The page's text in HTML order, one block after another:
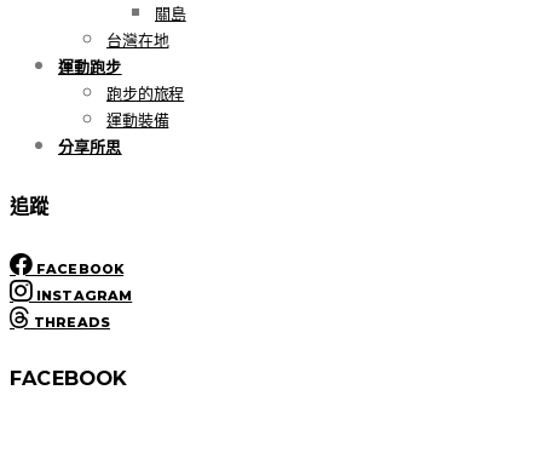
關島
台灣在地
運動跑步
跑步的旅程
運動裝備
分享所思
追蹤
FACEBOOK
INSTAGRAM
THREADS
FACEBOOK